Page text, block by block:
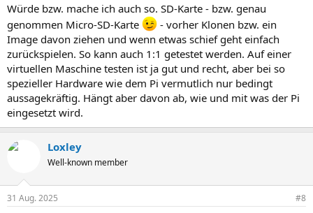
Würde bzw. mache ich auch so. SD-Karte - bzw. genau
genommen Micro-SD-Karte
- vorher Klonen bzw. ein
Image davon ziehen und wenn etwas schief geht einfach
zurückspielen. So kann auch 1:1 getestet werden. Auf einer
virtuellen Maschine testen ist ja gut und recht, aber bei so
spezieller Hardware wie dem Pi vermutlich nur bedingt
aussagekräftig. Hängt aber davon ab, wie und mit was der Pi
eingesetzt wird.
Loxley
Well-known member
31 Aug. 2025 #8